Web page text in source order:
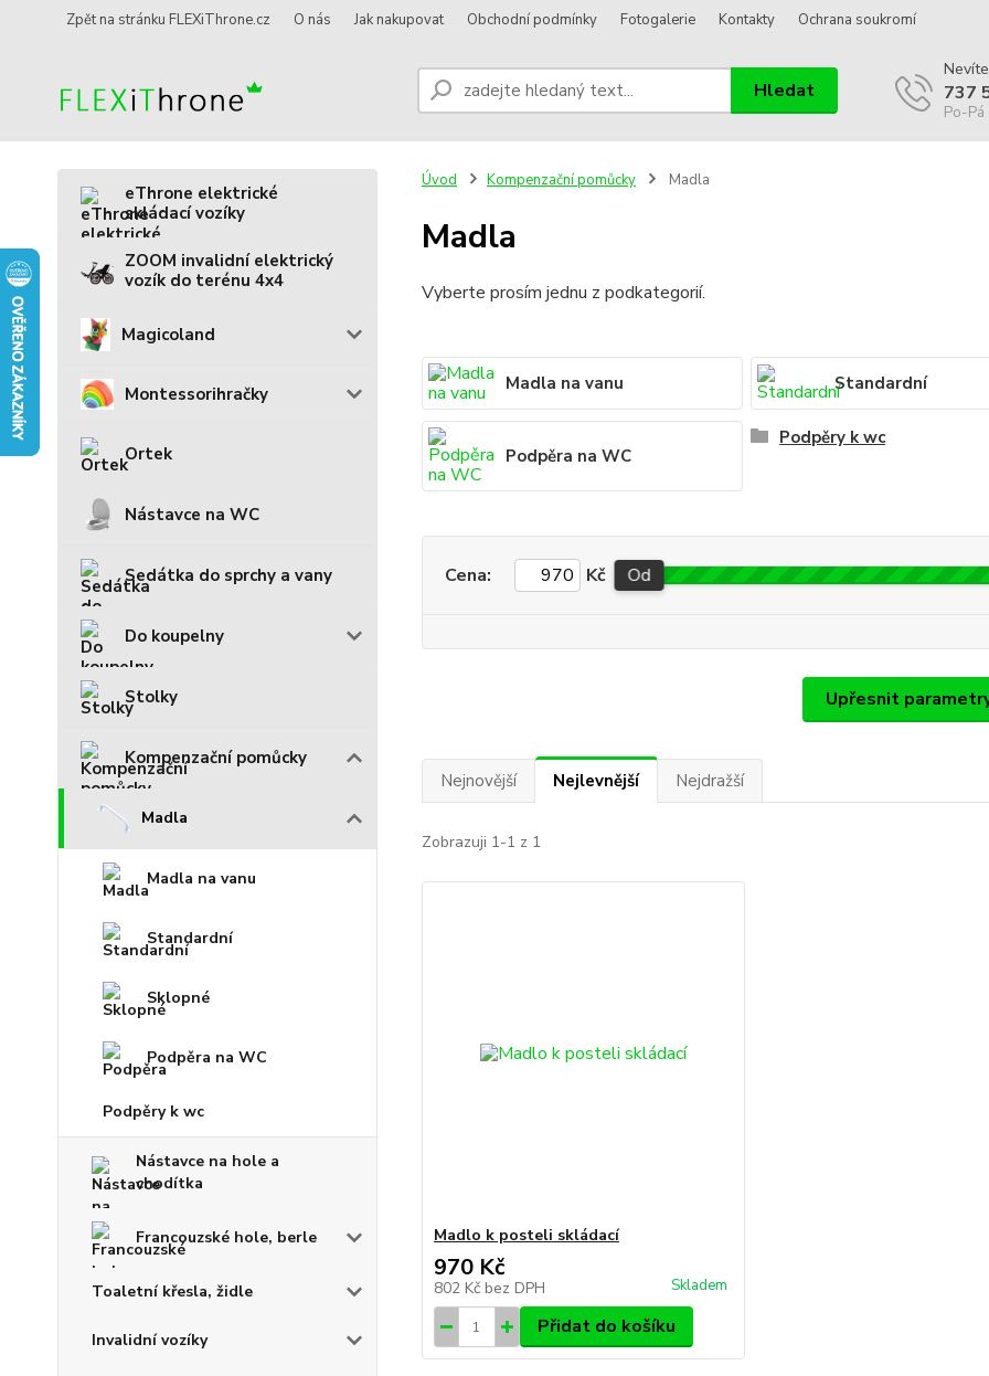
Zpět na stránku FLEXiThrone.cz O nás Jak nakupovat Obchodní podmínky Fotogalerie Kontakty Ochrana soukromí
Hledat 737
Po-
eThrone elektrické
skládací vozíky
ZOOM invalidní elektrický
vozík do terénu 4x4
Magicoland
Montessorihračky
Ortek
Nástavce na WC
Sedátka do sprchy a vany
Do koupelny
Stolky
Kompenzační pomůcky
Madla
Madla na vanu
Standardní
Sklopné
Podpěra na WC
Podpěry k wc
Nástavce na hole a
chodítka
Francouzské hole, berle
Toaletní křesla, židle
Invalidní vozíky
Úvod Kompenzační pomůcky Madla
Madla
Vyberte prosím jednu z podkategorií.
Madla na vanu Standardní
Podpěra na WC
Podpěry k wc
Upřesnit
Cena: Kč Od
Nejnovější Nejlevnější Nejdražší
Zobrazuji 1-1 z 1
Madlo k posteli skládací
970 Kč
802 Kč bez DPH Skladem
Přidat do košíku